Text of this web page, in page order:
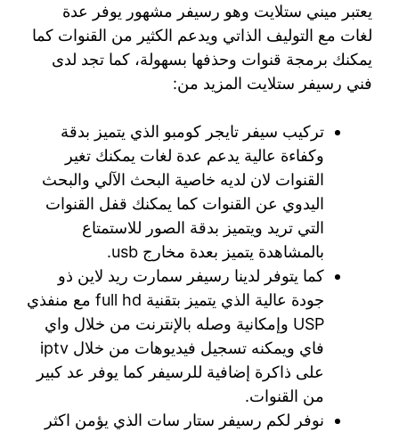
يعتبر ميني ستلايت وهو رسيفر مشهور يوفر عدة
لغات مع التوليف الذاتي ويدعم الكثير من القنوات كما
يمكنك برمجة قنوات وحذفها بسهولة، كما تجد لدى
فني رسيفر ستلايت المزيد من:
تركيب سيفر تايجر كومبو الذي يتميز بدقة
وكفاءة عالية يدعم عدة لغات يمكنك تغير
القنوات لان لديه خاصية البحث الآلي والبحث
اليدوي عن القنوات كما يمكنك قفل القنوات
التي تريد ويتميز بدقة الصور للاستمتاع
بالمشاهدة يتميز بعدة مخارج usb.
كما يتوفر لدينا رسيفر سمارت ريد لاين ذو
جودة عالية الذي يتميز بتقنية full hd مع منفذي
USP وإمكانية وصله بالإنترنت من خلال واي
فاي ويمكنه تسجيل فيديوهات من خلال iptv
على ذاكرة إضافية للرسيفر كما يوفر عد كبير
من القنوات.
نوفر لكم رسيفر ستار سات الذي يؤمن اكثر